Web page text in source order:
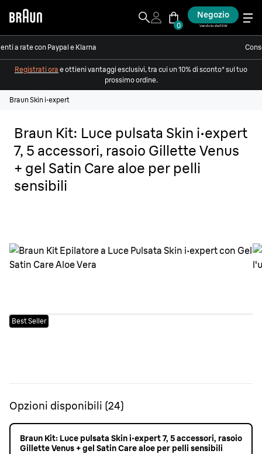
0
Negozio
Venduto da ESW
a rate con Paypal e Klarna
Registrati ora e ottieni vantaggi esclusivi, tra cui un 10% di sconto* sul tuo
prossimo ordine.
Braun Skin i·expert
Braun Kit: Luce pulsata Skin i·expert
7, 5 accessori, rasoio Gillette Venus
+ gel Satin Care aloe per pelli
sensibili
Best Seller
Opzioni disponibili (24)
Braun Kit: Luce pulsata Skin i·expert 7, 5 accessori, rasoio
Gillette Venus + gel Satin Care aloe per pelli sensibili